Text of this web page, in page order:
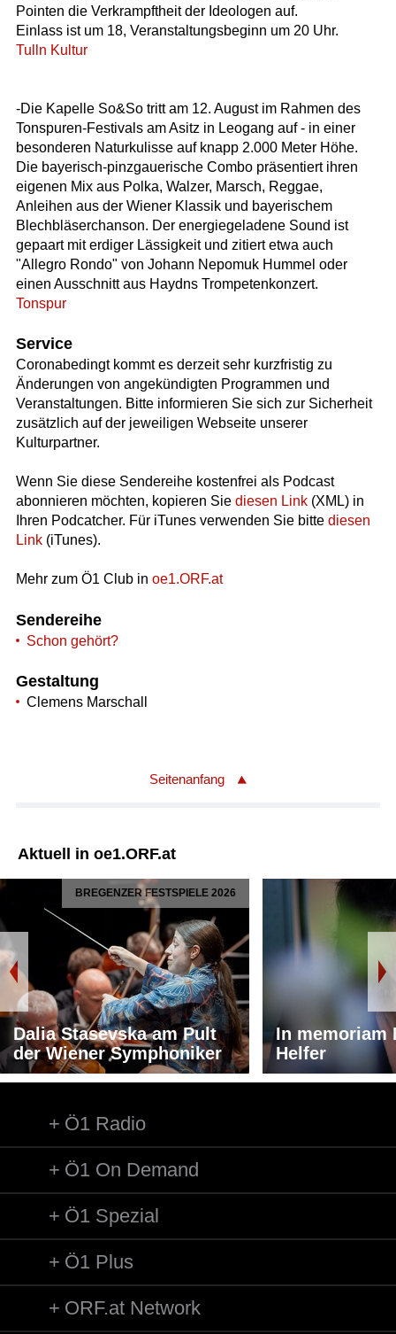
Pointen die Verkrampftheit der Ideologen auf.
Einlass ist um 18, Veranstaltungsbeginn um 20 Uhr.
Tulln Kultur
-Die Kapelle So&So tritt am 12. August im Rahmen des
Tonspuren-Festivals am Asitz in Leogang auf - in einer
besonderen Naturkulisse auf knapp 2.000 Meter Höhe.
Die bayerisch-pinzgauerische Combo präsentiert ihren
eigenen Mix aus Polka, Walzer, Marsch, Reggae,
Anleihen aus der Wiener Klassik und bayerischem
Blechbläserchanson. Der energiegeladene Sound ist
gepaart mit erdiger Lässigkeit und zitiert etwa auch
"Allegro Rondo" von Johann Nepomuk Hummel oder
einen Ausschnitt aus Haydns Trompetenkonzert.
Tonspur
Service
Coronabedingt kommt es derzeit sehr kurzfristig zu
Änderungen von angekündigten Programmen und
Veranstaltungen. Bitte informieren Sie sich zur Sicherheit
zusätzlich auf der jeweiligen Webseite unserer
Kulturpartner.
Wenn Sie diese Sendereihe kostenfrei als Podcast
abonnieren möchten, kopieren Sie diesen Link(XML) in
Ihren Podcatcher. Für iTunes verwenden Sie bitte diesen
Link(iTunes).
Mehr zum Ö1 Club in oe1.ORF.at
Sendereihe
Schon gehört?
Gestaltung
Clemens Marschall
Seitenanfang
Aktuell in oe1.ORF.at
BREGENZER FESTSPIELE 2026
Dalia Stasevska am Pult
der Wiener Symphoniker
In memoriam
Helfer
Ö1 Radio
Ö1 On Demand
Ö1 Spezial
Ö1 Plus
ORF.at Network